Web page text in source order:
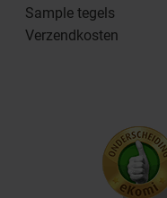
Sample tegels
Verzendkosten